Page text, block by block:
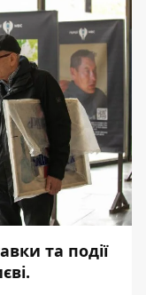
та події
.